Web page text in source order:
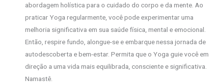
abordagem holística para o cuidado do corpo e da mente. Ao
praticar Yoga regularmente, você pode experimentar uma
melhoria significativa em sua saúde física, mental e emocional.
Então, respire fundo, alongue-se e embarque nessa jornada de
autodescoberta e bem-estar. Permita que o Yoga guie você em
direção a uma vida mais equilibrada, consciente e significativa.
Namastê.